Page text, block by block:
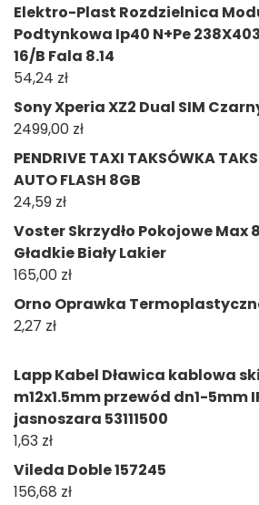
Elektro-Plast Rozdzielnica
Podtynkowa Ip40 N+Pe
16/B Fala 8.14
54,24 zł
Sony Xperia XZ2 Dual SIM
2499,00 zł
PENDRIVE TAXI TAKSÓWKA
AUTO FLASH 8GB
24,59 zł
Voster Skrzydło Pokojowe Max
Gładkie Biały Lakier
165,00 zł
Orno Oprawka
2,27 zł
Lapp Kabel Dławica kablowa
m12x1.5mm przewód dn1-5mm
jasnoszara 53111500
1,63 zł
Vileda Doble 157245
156,68 zł